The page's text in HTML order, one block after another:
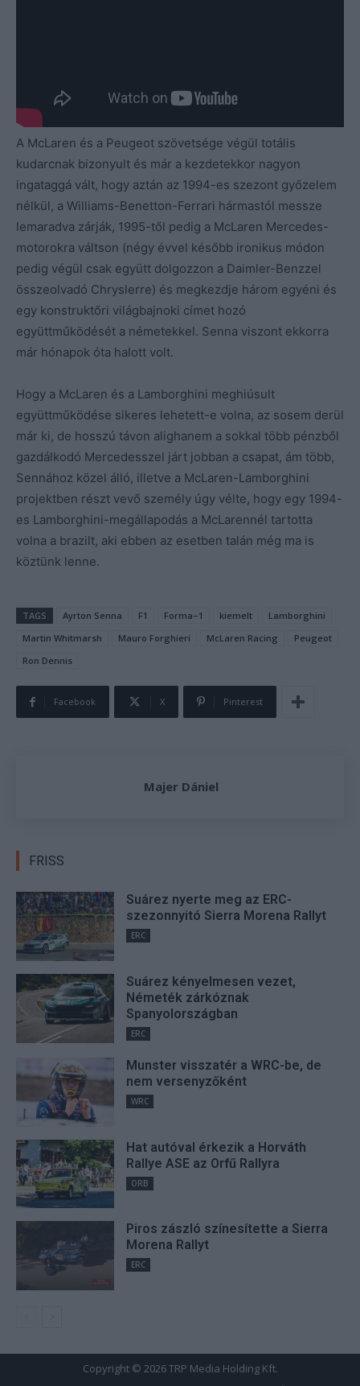
A McLaren és a Peugeot szövetsége végül totális
kudarcnak bizonyult és már a kezdetekkor nagyon
ingataggá vált, hogy aztán az 1994-es szezont győzelem
nélkül, a Williams-Benetton-Ferrari hármastól messze
lemaradva zárják, 1995-től pedig a McLaren Mercedes-
motorokra váltson (négy évvel később ironikus módon
pedig végül csak együtt dolgozzon a Daimler-Benzzel
összeolvadó Chryslerre) és megkezdje három egyéni és
egy konstruktőri világbajnoki címet hozó
együttműködését a németekkel. Senna viszont ekkorra
már hónapok óta halott volt.
Hogy a McLaren és a Lamborghini meghiúsult
együttműködése sikeres lehetett-e volna, az sosem derül
már ki, de hosszú távon alighanem a sokkal több pénzből
gazdálkodó Mercedesszel járt jobban a csapat, ám több,
Sennához közel álló, illetve a McLaren-Lamborghini
projektben részt vevő személy úgy vélte, hogy egy 1994-
es Lamborghini-megállapodás a McLarennél tartotta
volna a brazilt, aki ebben az esetben talán még ma is
köztünk lenne.
TAGS Ayrton Senna F1 Forma–1 kiemelt
Lamborghini
Martin Whitmarsh
Mauro Forghieri McLaren Racing
Peugeot
Ron Dennis
Facebook X Pinterest
Majer Dániel
FRISS
Suárez nyerte meg az ERC-
szezonnyitó Sierra Morena Rallyt
ERC
Suárez kényelmesen vezet,
Németék zárkóznak
Spanyolországban
ERC
Munster visszatér a WRC-be, de
nem versenyzőként
WRC
Hat autóval érkezik a Horváth
Rallye ASE az Orfű Rallyra
ORB
Piros zászló színesítette a Sierra
Morena Rallyt
ERC
Copyright © 2026 TRP Media Holding Kft.